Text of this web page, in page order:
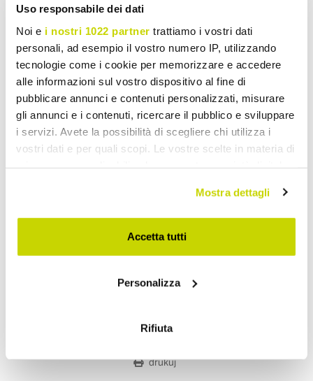
Uso responsabile dei dati
Noi e i nostri 1022 partner trattiamo i vostri dati
personali, ad esempio il vostro numero IP, utilizzando
tecnologie come i cookie per memorizzare e accedere
alle informazioni sul vostro dispositivo al fine di
pubblicare annunci e contenuti personalizzati, misurare
gli annunci e i contenuti, ricercare il pubblico e sviluppare
i servizi. Avete la possibilità di scegliere chi utilizza i
vostri dati e per quali scopi. Le vostre scelte in materia di
modificare o revocare il proprio consenso in qualsiasi
momento dalla Dichiarazione sui cookie o facendo clic
sull'icona di attivazione della privacy.
raccogliere informazioni sulla tua posizione
Identificare il tuo dispositivo, scansionandolo
Mostra dettagli
Accetta tutti
Personalizza
Rifiuta
Uwaga:niuanse i różnice w wyglądzie występujące w czasie
oraz między ubraniem a ubraniem są charakterystycznymi
cechami produktu, ponieważ jest on wykonany z naturalnych
materiałów.Nasza pościel jest nieskończenie nowoczesna.
życia. Dedykowany tym, którzy przeżywają swoje
doświadczenie z przestrzenią jako momentem absolutnej
wolności, poszukując konkretu, któremu musi towarzyszyć
bezkompromisowy styl.
Wyślij pytanie
drukuj